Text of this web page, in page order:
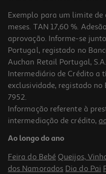
Tinteiro Original Hp 937 Black
49.99 €/un
49,99 €
Exemplo para um limite de
meses. TAN 17,60 %.
aprovação. Informe-se
Portugal, registado no
Auchan Retail Portugal,
Intermediário de Crédito a
exclusividade, registado no
7952.
Informação referente à
intermediação de crédito,
Ao longo do ano
Feira do Bebé Queijos,
dos Namorados Dia do Pai